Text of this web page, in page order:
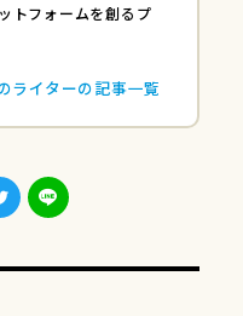
トフォームを創るプ
ライターの記事一覧